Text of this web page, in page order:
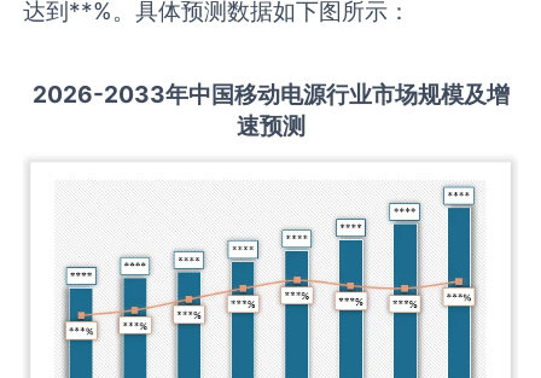
达到**%。具体预测数据如下图所示：
2026-2033年中国移动电源行业市场规模及增
速预测